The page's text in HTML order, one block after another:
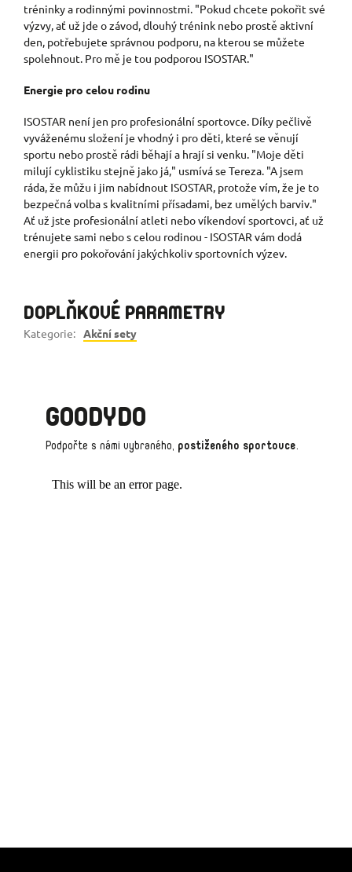
tréninky a rodinnými povinnostmi. "Pokud chcete pokořit své
výzvy, ať už jde o závod, dlouhý trénink nebo prostě aktivní
den, potřebujete správnou podporu, na kterou se můžete
spolehnout. Pro mě je tou podporou ISOSTAR."
Energie pro celou rodinu
ISOSTAR není jen pro profesionální sportovce. Díky pečlivě
vyváženému složení je vhodný i pro děti, které se věnují
sportu nebo prostě rádi běhají a hrají si venku. "Moje děti
milují cyklistiku stejně jako já," usmívá se Tereza. "A jsem
ráda, že můžu i jim nabídnout ISOSTAR, protože vím, že je to
bezpečná volba s kvalitními přísadami, bez umělých barviv."
Ať už jste profesionální atleti nebo víkendoví sportovci, ať už
trénujete sami nebo s celou rodinou - ISOSTAR vám dodá
energii pro pokořování jakýchkoliv sportovních výzev.
DOPLŇKOVÉ PARAMETRY
Kategorie: Akční sety
GOODYDO
Podpořte s námi vybraného, postiženého sportovce.